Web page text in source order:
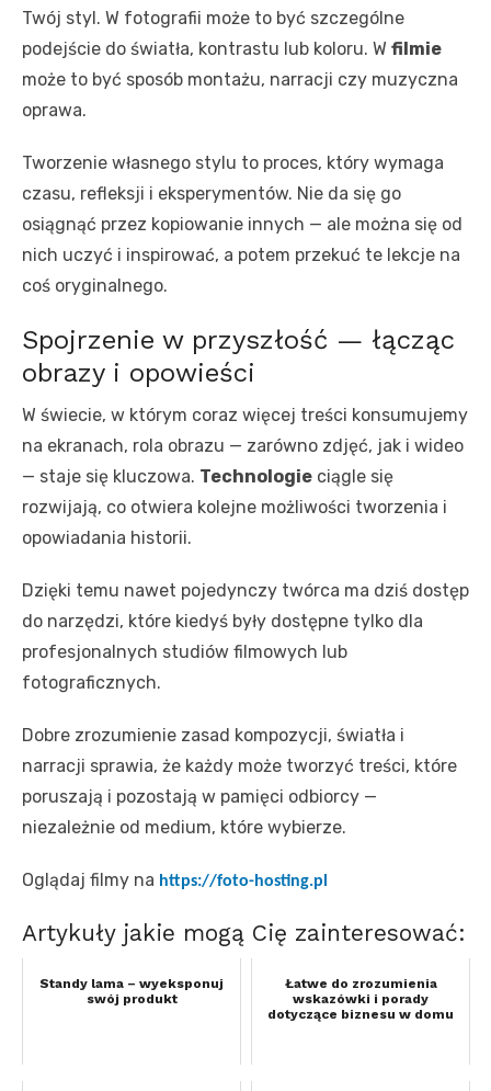
Twój styl. W fotografii może to być szczególne
podejście do światła, kontrastu lub koloru. W filmie
może to być sposób montażu, narracji czy muzyczna
oprawa.
Tworzenie własnego stylu to proces, który wymaga
czasu, refleksji i eksperymentów. Nie da się go
osiągnąć przez kopiowanie innych — ale można się od
nich uczyć i inspirować, a potem przekuć te lekcje na
coś oryginalnego.
Spojrzenie w przyszłość — łącząc
obrazy i opowieści
W świecie, w którym coraz więcej treści konsumujemy
na ekranach, rola obrazu — zarówno zdjęć, jak i wideo
— staje się kluczowa. Technologie ciągle się
rozwijają, co otwiera kolejne możliwości tworzenia i
opowiadania historii.
Dzięki temu nawet pojedynczy twórca ma dziś dostęp
do narzędzi, które kiedyś były dostępne tylko dla
profesjonalnych studiów filmowych lub
fotograficznych.
Dobre zrozumienie zasad kompozycji, światła i
narracji sprawia, że każdy może tworzyć treści, które
poruszają i pozostają w pamięci odbiorcy —
niezależnie od medium, które wybierze.
Oglądaj filmy na https://foto-hosting.pl
Artykuły jakie mogą Cię zainteresować:
Standy lama – wyeksponuj
swój produkt
Łatwe do zrozumienia
wskazówki i porady
dotyczące biznesu w domu